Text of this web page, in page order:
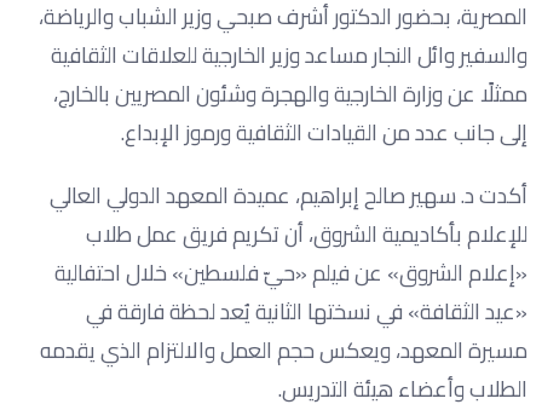
المصرية، بحضور الدكتور أشرف صبحي وزير الشباب والرياضة،
والسفير وائل النجار مساعد وزير الخارجية للعلاقات الثقافية
ممثلًا عن وزارة الخارجية والهجرة وشئون المصريين بالخارج،
إلى جانب عدد من القيادات الثقافية ورموز الإبداع.
أكدت د. سهير صالح إبراهيم، عميدة المعهد الدولي العالي
للإعلام بأكاديمية الشروق، أن تكريم فريق عمل طلاب
«إعلام الشروق» عن فيلم «حيّ فلسطين» خلال احتفالية
«عيد الثقافة» في نسختها الثانية يُعد لحظة فارقة في
مسيرة المعهد، ويعكس حجم العمل والالتزام الذي يقدمه
الطلاب وأعضاء هيئة التدريس.